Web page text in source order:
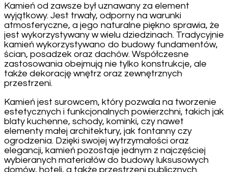
Kamień od zawsze był uznawany za element
wyjątkowy. Jest trwały, odporny na warunki
atmosferyczne, a jego naturalne piękno sprawia, że
jest wykorzystywany w wielu dziedzinach. Tradycyjnie
kamień wykorzystywano do budowy fundamentów,
ścian, posadzek oraz dachów. Współczesne
zastosowania obejmują nie tylko konstrukcje, ale
także dekorację wnętrz oraz zewnętrznych
przestrzeni.
Kamień jest surowcem, który pozwala na tworzenie
estetycznych i funkcjonalnych powierzchni, takich jak
blaty kuchenne, schody, kominki, czy nawet
elementy małej architektury, jak fontanny czy
ogrodzenia. Dzięki swojej wytrzymałości oraz
elegancji, kamień pozostaje jednym z najczęściej
wybieranych materiałów do budowy luksusowych
domów, hoteli, a także przestrzeni publicznych.